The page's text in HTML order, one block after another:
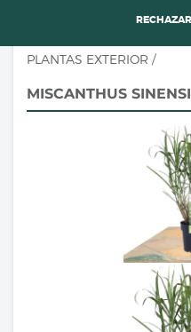
PLANTAS EXTERIOR /
MISCANTHUS